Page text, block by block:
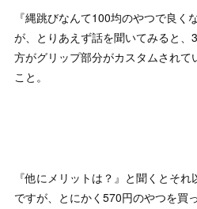
『縄跳びなんて100均のやつで良く
が、とりあえず話を聞いてみると
方がグリップ部分がカスタムされ
こと。
『他にメリットは？』と聞くとそ
ですが、とにかく570円のやつを買